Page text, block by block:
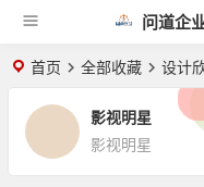
问道企
首页 全部收藏 设计
影视明星
影视明星